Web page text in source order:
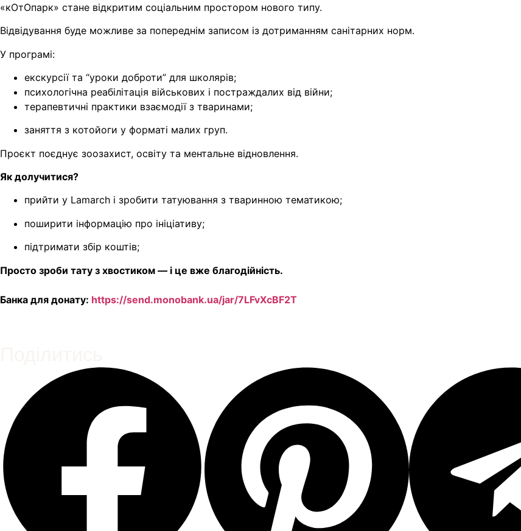
«кОтОпарк» стане відкритим соціальним простором нового типу.
Відвідування буде можливе за попереднім записом із дотриманням санітарних норм.
У програмі:
екскурсії та “уроки доброти” для школярів;
психологічна реабілітація військових і постраждалих від війни;
терапевтичні практики взаємодії з тваринами;
заняття з котойоги у форматі малих груп.
Проєкт поєднує зоозахист, освіту та ментальне відновлення.
Як долучитися?
прийти у Lamarch і зробити татуювання з тваринною тематикою;
поширити інформацію про ініціативу;
підтримати збір коштів;
Просто зроби тату з хвостиком — і це вже благодійність.
Банка для донату: https://send.monobank.ua/jar/7LFvXcBF2T